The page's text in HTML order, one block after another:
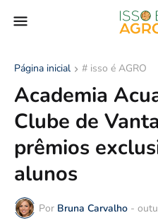
Página inicial # isso é AGRO
Academia
Clube de
prêmios
alunos
Por Bruna Carvalho -